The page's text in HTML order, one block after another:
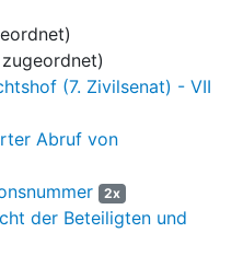
aufgeführt, Anschriften,
Bank, bei der das Konto
Zeitpunkt der Kontoeröffnung
die sofortige Beschwerde des
angesehen. Es hat
habe in der dem
des Bundeszentralamts für
Recht geschwärzt. Dazu hat
(7. Zivilsenat) - VII
Abruf von
2x
der Beteiligten und